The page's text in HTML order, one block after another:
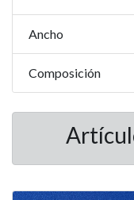
Ancho
Composición